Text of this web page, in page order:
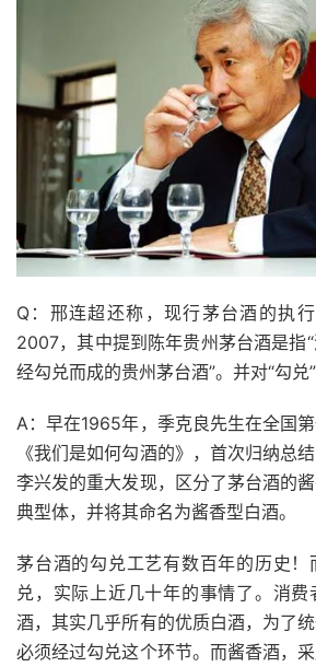
Q：邢连超还称，现行茅台酒的执
2007，其中提到陈年贵州茅台酒是指
经勾兑而成的贵州茅台酒”。并对“勾兑
A：早在1965年，季克良先生在全国
《我们是如何勾酒的》，首次归纳总
李兴发的重大发现，区分了茅台酒的
典型体，并将其命名为酱香型白酒。
茅台酒的勾兑工艺有数百年的历史！
兑，实际上近几十年的事情了。消
酒，其实几乎所有的优质白酒，为了
必须经过勾兑这个环节。而酱香酒，